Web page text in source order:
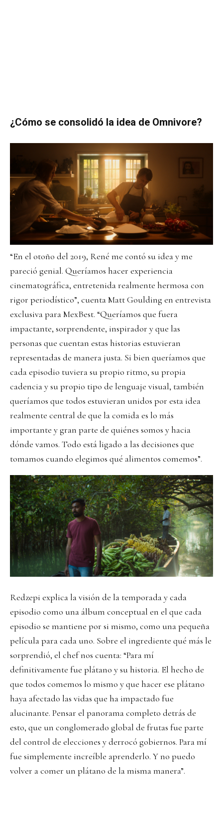
¿Cómo se consolidó la idea de Omnivore?
“En el otoño del 2019, René me contó su idea y me
pareció genial. Queríamos hacer experiencia
cinematográfica, entretenida realmente hermosa con
rigor periodístico”, cuenta Matt Goulding en entrevista
exclusiva para MexBest. “Queríamos que fuera
impactante, sorprendente, inspirador y que las
personas que cuentan estas historias estuvieran
representadas de manera justa. Si bien queríamos que
cada episodio tuviera su propio ritmo, su propia
cadencia y su propio tipo de lenguaje visual, también
queríamos que todos estuvieran unidos por esta idea
realmente central de que la comida es lo más
importante y gran parte de quiénes somos y hacia
dónde vamos. Todo está ligado a las decisiones que
tomamos cuando elegimos qué alimentos comemos”.
Redzepi explica la visión de la temporada y cada
episodio como una álbum conceptual en el que cada
episodio se mantiene por si mismo, como una pequeña
película para cada uno. Sobre el ingrediente qué más le
sorprendió, el chef nos cuenta: “Para mí
definitivamente fue plátano y su historia. El hecho de
que todos comemos lo mismo y que hacer ese plátano
haya afectado las vidas que ha impactado fue
alucinante. Pensar el panorama completo detrás de
esto, que un conglomerado global de frutas fue parte
del control de elecciones y derrocó gobiernos. Para mí
fue simplemente increíble aprenderlo. Y no puedo
volver a comer un plátano de la misma manera”.